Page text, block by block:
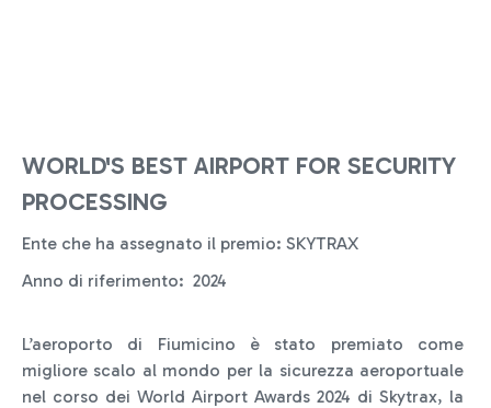
WORLD'S BEST AIRPORT FOR SECURITY
PROCESSING
Ente che ha assegnato il premio: SKYTRAX
Anno di riferimento: 2024
L’aeroporto di Fiumicino è stato premiato come
migliore scalo al mondo per la sicurezza aeroportuale
nel corso dei World Airport Awards 2024 di Skytrax, la